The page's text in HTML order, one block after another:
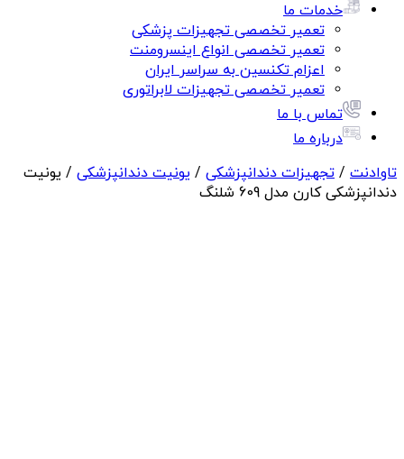
خدمات ما
تعمیر تخصصی تجهیزات پزشکی
تعمیر تخصصی انواع اینسرومنت
اعزام تکنسین به سراسر ایران
تعمیر تخصصی تجهیزات لابراتوری
تماس با ما
درباره ما
تاوادنت / تجهیزات دندانپزشکی / یونیت دندانپزشکی / یونیت
دندانپزشکی کارن مدل 609 شلنگ